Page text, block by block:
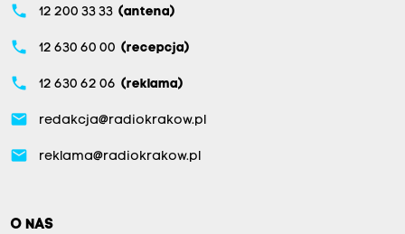
phone 12 200 33 33 (antena)
phone 12 630 60 00 (recepcja)
phone 12 630 62 06 (reklama)
email redakcja@radiokrakow.pl
email reklama@radiokrakow.pl
O NAS